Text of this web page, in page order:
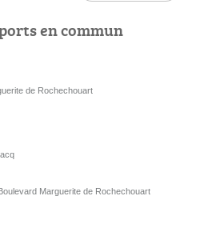
en commun
de Rochechouart
Marguerite de Rochechouart